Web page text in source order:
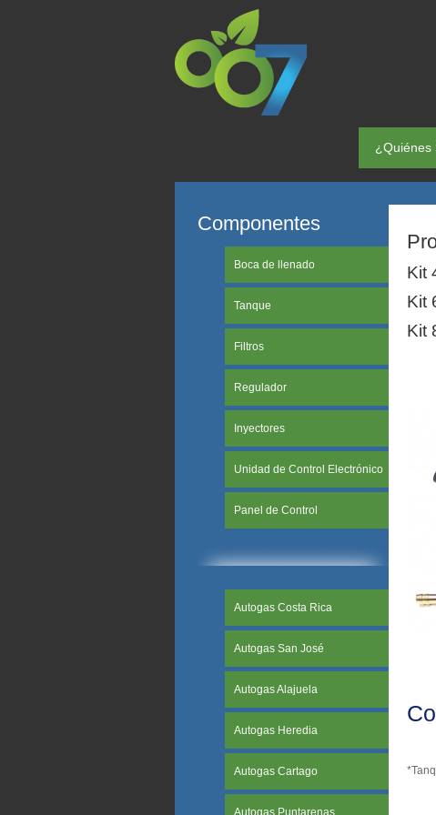
¿Quiénes
Componentes
Boca de llenado
Tanque
Filtros
Regulador
Inyectores
Unidad de Control Electrónico
Panel de Control
Autogas Costa Rica
Autogas San José
Autogas Alajuela
Autogas Heredia
Autogas Cartago
Autogas Puntarenas
Kit
Kit
Kit